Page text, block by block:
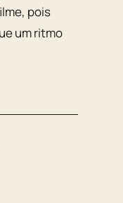
pois
um ritmo